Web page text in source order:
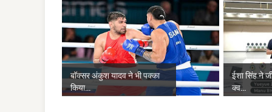
बॉक्सर अंकुश यादव ने भी पक्का
किया...
ईशा सिंह ने
क्व...